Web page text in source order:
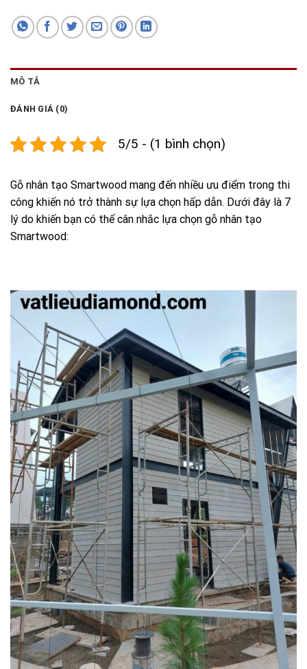
MÔ TẢ
ĐÁNH GIÁ (0)
5/5 - (1 bình chọn)
Gỗ nhân tạo Smartwood mang đến nhiều ưu điểm trong thi
công khiến nó trở thành sự lựa chọn hấp dẫn. Dưới đây là 7
lý do khiến bạn có thể cân nhắc lựa chọn gỗ nhân tạo
Smartwood: